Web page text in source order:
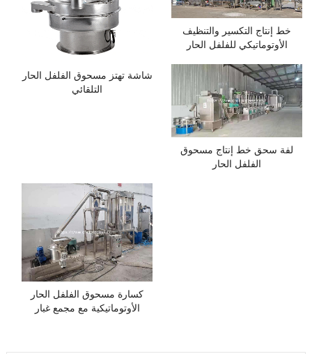
شاشة تهتز مسحوق الفلفل الحار
التلقائي
خط إنتاج التكسير والتنظيف
الأوتوماتيكي للفلفل الحار
لفة سحق خط إنتاج مسحوق
الفلفل الحار
كسارة مسحوق الفلفل الحار
الأوتوماتيكية مع مجمع غبار